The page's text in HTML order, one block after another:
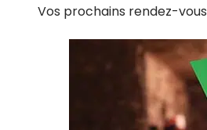
Vos prochains rendez-vous